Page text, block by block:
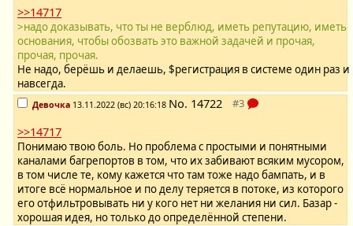
>>14717
>надо доказывать, что ты не верблюд, иметь репутацию, иметь
основания, чтобы обозвать это важной задачей и прочая,
прочая, прочая.
Не надо, берёшь и делаешь, $регистрация в системе один раз и
навсегда.
Девочка 13.11.2022 (вс) 20:16:18 No. 14722
>>14717
Понимаю твою боль. Но проблема с простыми и понятными
каналами багрепортов в том, что их забивают всяким мусором,
в том числе те, кому кажется что там тоже надо бампать, и в
итоге всё нормальное и по делу теряется в потоке, из которого
его отфильтровывать ни у кого нет ни желания ни сил. Базар -
хорошая идея, но только до определённой степени.